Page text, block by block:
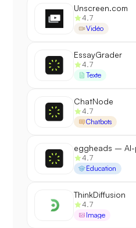
Unscreen.com
4.7
Vidéo
EssayGrader
4.7
Texte
ChatNode
4.7
Chatbots
4.7
Éducation
ThinkDiffusion
4.7
Image